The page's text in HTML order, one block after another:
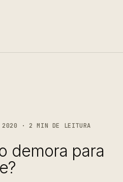
2020 · 2 MIN DE LEITURA
demora para